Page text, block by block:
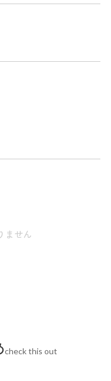
インはシンプルで、生
ヒップ:91.0cm / ワタ
ません
check this out